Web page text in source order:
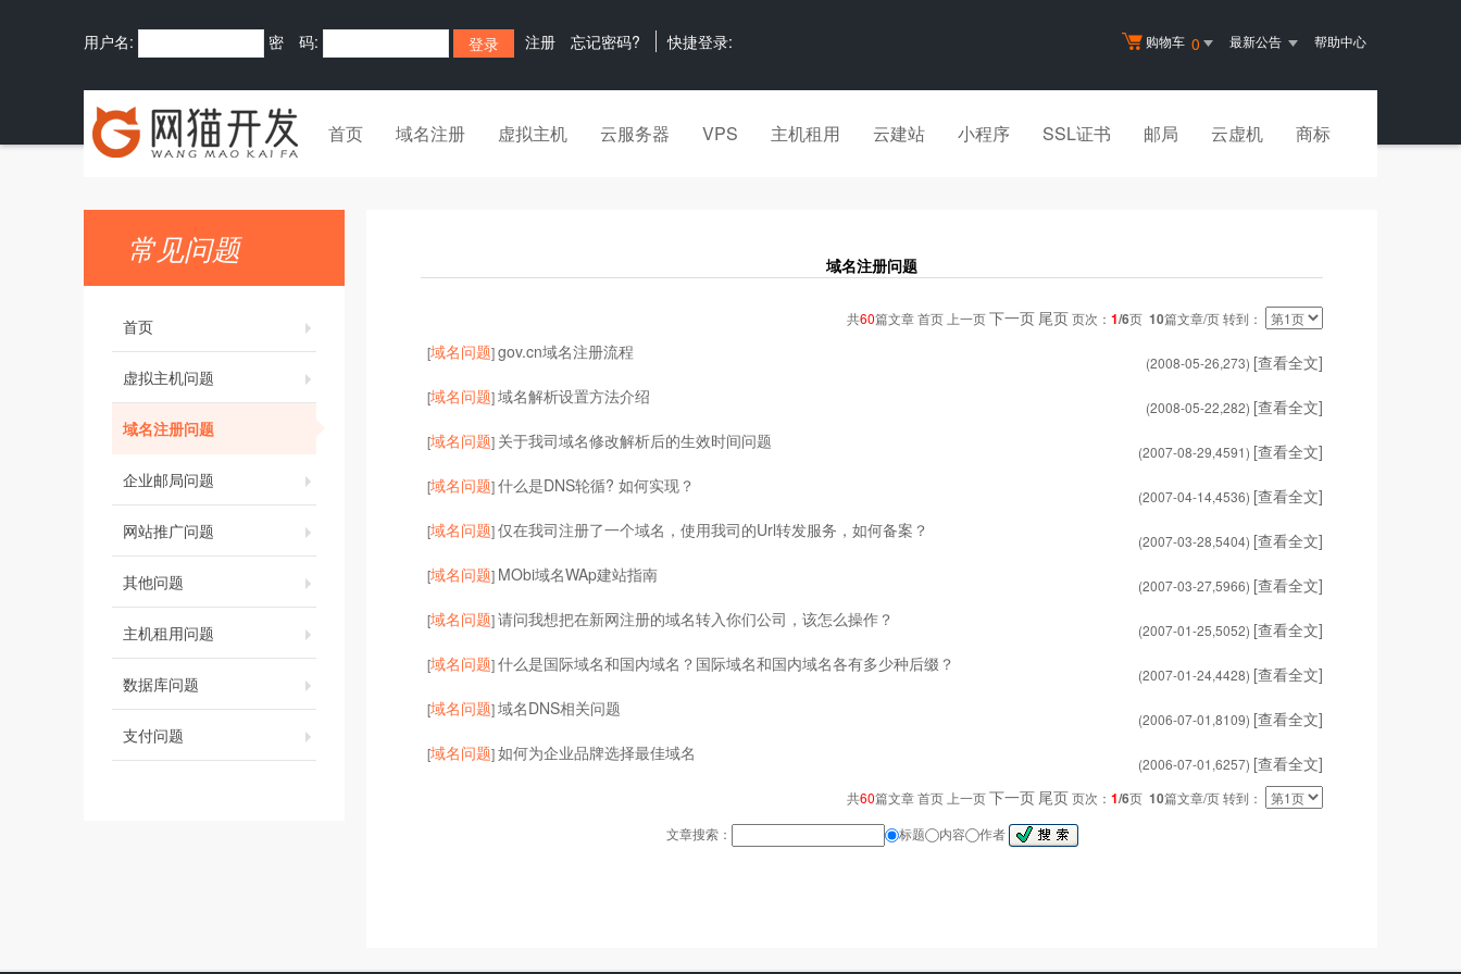
购物车 0 最新公告 帮助中心
用户名: 密 码: 注册 忘记密码? 快捷登录:
首页 域名注册 虚拟主机 云服务器 VPS 主机租用 云建站 小程序 SSL证书 邮局 云虚机 商标
常见问题
首页
虚拟主机问题
域名注册问题
企业邮局问题
网站推广问题
其他问题
主机租用问题
数据库问题
支付问题
域名注册问题
共60篇文章 首页 上一页下一页 尾页页次： 1/6页 10篇文章/页 转到：
[域名问题]gov.cn域名注册流程
(2008-05-26,273) [查看全文]
[域名问题]域名解析设置方法介绍
(2008-05-22,282) [查看全文]
[域名问题] 关于我司域名修改解析后的生效时间问题
(2007-08-29,4591) [查看全文]
[域名问题]什么是DNS轮循? 如何实现？
(2007-04-14,4536) [查看全文]
[域名问题]仅在我司注册了一个域名，使用我司的Url转发服务，如何备案？
(2007-03-28,5404) [查看全文]
[域名问题] MObi域名WAp建站指南
(2007-03-27,5966) [查看全文]
[域名问题]请问我想把在新网注册的域名转入你们公司，该怎么操作？
(2007-01-25,5052) [查看全文]
[域名问题]什么是国际域名和国内域名？国际域名和国内域名各有多少种后缀？
(2007-01-24,4428) [查看全文]
[域名问题]域名DNS相关问题
(2006-07-01,8109) [查看全文]
[域名问题]如何为企业品牌选择最佳域名
(2006-07-01,6257) [查看全文]
共60篇文章 首页 上一页下一页 尾页页次： 1/6页 10篇文章/页 转到：
文章搜索：
标题 内容 作者